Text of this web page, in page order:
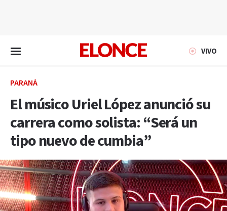
VIVO
PARANÁ
El músico Uriel López anunció su
carrera como solista: “Será un
tipo nuevo de cumbia”